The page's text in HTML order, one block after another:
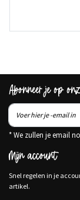
Abonneer je op
* We zullen je email
Mijn account
Snel regelen in je
artikel.